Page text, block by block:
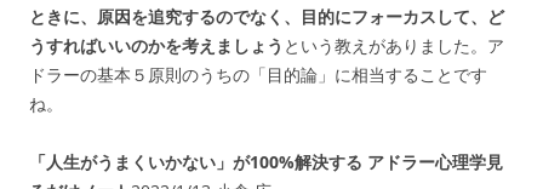
ときに、原因を追究するのでなく、目的にフォーカスして、ど
うすればいいのかを考えましょう という教えがありました。ア
ドラーの基本５原則のうちの「目的論」に相当することです
ね。
「人生がうまくいかない」が100%解決する アドラー心理学見